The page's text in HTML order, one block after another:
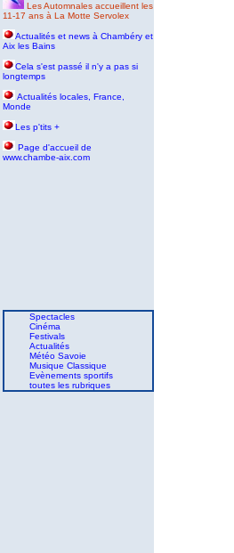
Les Automnales accueillent les
11-17 ans à La Motte Servolex
Actualités et news à Chambéry et
Aix les Bains
Cela s'est passé il n'y a pas si
longtemps
Actualités locales, France,
Monde
Les p'tits +
Page d'accueil de
www.chambe-aix.com
Spectacles
Cinéma
Festivals
Actualités
Météo Savoie
Musique Classique
Evènements sportifs
toutes les rubriques